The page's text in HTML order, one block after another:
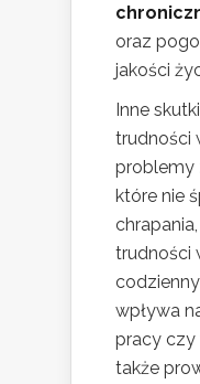
oraz
jakości
Inne
trudności
problemy
które nie
trudności
wpływa
pracy czy
także